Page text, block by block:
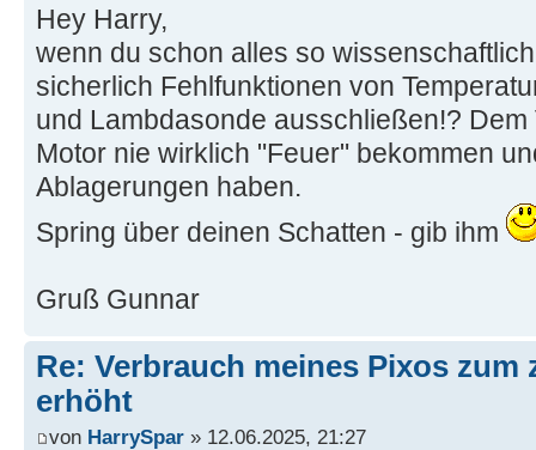
Hey Harry,
wenn du schon alles so
sicherlich Fehlfunktionen von
und Lambdasonde ausschließen!?
Motor nie wirklich "Feuer" bekommen
Ablagerungen haben.
Spring über deinen Schatten - gib ihm
Gruß Gunnar
Re: Verbrauch meines Pixos zum
erhöht
von HarrySpar » 12.06.2025, 21:27